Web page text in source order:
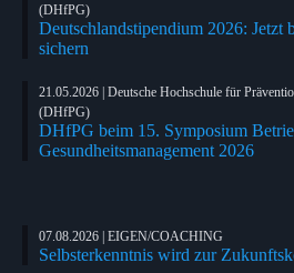
(DHfPG)
Deutschlandstipendium 2026: Jetzt
sichern
21.05.2026 | Deutsche Hochschule für
(DHfPG)
DHfPG beim 15. Symposium
Gesundheitsmanagement 2026
07.08.2026 | EIGEN/COACHING
Selbsterkenntnis wird zur